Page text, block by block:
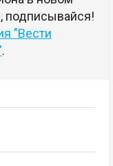
подписывайся!
"Вести
.